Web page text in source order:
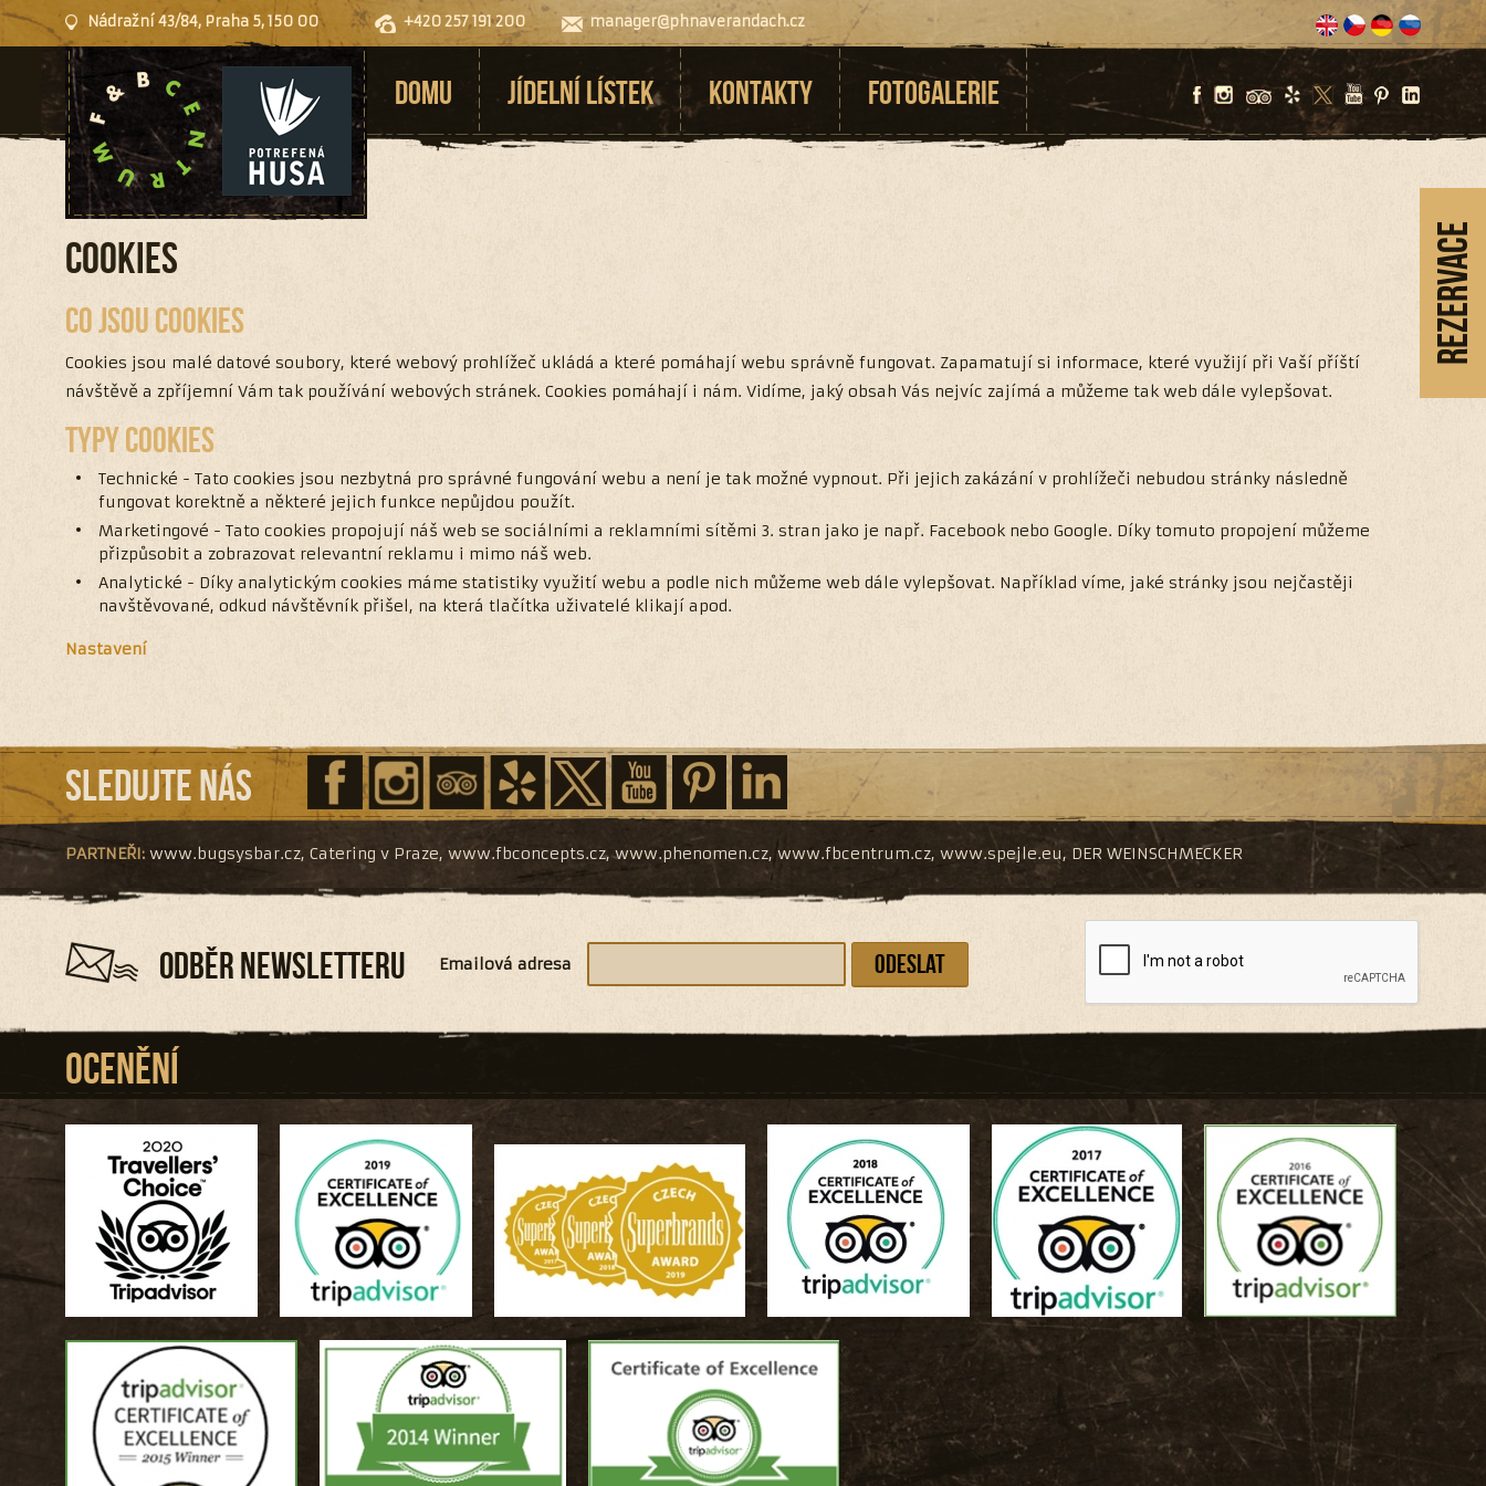
Rezervace
Nádražní 43/84, Praha 5, 150 00 +420 257 191 200 manager@phnaverandach.cz
DOMU JÍDELNÍ LÍSTEK KONTAKTY FOTOGALERIE
Cookies
CO JSOU COOKIES
Cookies jsou malé datové soubory, které webový prohlížeč ukládá a které pomáhají webu správně fungovat. Zapamatují si informace, které využijí při Vaší příští
návštěvě a zpříjemní Vám tak používání webových stránek. Cookies pomáhají i nám. Vidíme, jaký obsah Vás nejvíc zajímá a můžeme tak web dále vylepšovat.
TYPY COOKIES
Technické - Tato cookies jsou nezbytná pro správné fungování webu a není je tak možné vypnout. Při jejich zakázání v prohlížeči nebudou stránky následně
fungovat korektně a některé jejich funkce nepůjdou použít.
Marketingové - Tato cookies propojují náš web se sociálními a reklamními sítěmi 3. stran jako je např. Facebook nebo Google. Díky tomuto propojení můžeme
přizpůsobit a zobrazovat relevantní reklamu i mimo náš web.
Analytické - Díky analytickým cookies máme statistiky využití webu a podle nich můžeme web dále vylepšovat. Například víme, jaké stránky jsou nejčastěji
navštěvované, odkud návštěvník přišel, na která tlačítka uživatelé klikají apod.
Nastavení
Sledujte nás
PARTNEŘI: www.bugsysbar.cz, Catering v Praze, www.fbconcepts.cz,www.phenomen.cz, www.fbcentrum.cz, www.spejle.eu, DER WEINSCHMECKER
ODBĚR NEWSLETTERU Emailová adresa Odeslat
Ocenění